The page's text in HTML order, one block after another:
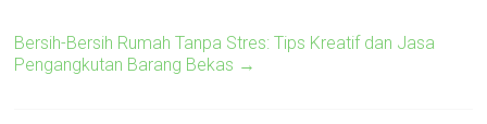
Bersih-Bersih Rumah Tanpa Stres: Tips Kreatif dan Jasa
Pengangkutan Barang Bekas →